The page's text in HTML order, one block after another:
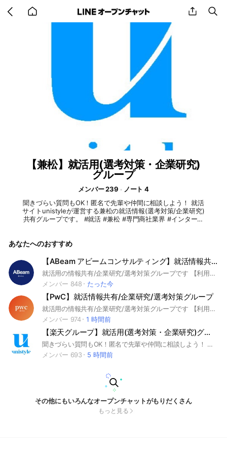
back share
【兼松】就活用(選考対策・企業研究)
グループ
メンバー 239
ノート 4
聞きづらい質問もOK！匿名で先輩や仲間に相談しよう！ 就活
サイトunistyleが運営する兼松の就活情報(選考対策/企業研究)
共有グループです。 #就活 #兼松 #専門商社業界 #インターン
PR #ガクチカ #学生時代頑張ったこと #志何望動機 #webテス
ス #OB訪問 #企業選び #就活対策 #就活準備 #大手企業 #日系
企業 ▼unistyleが運営する専門商社のオプチャグループ▼ メ
タルワン / 伊藤忠丸紅鉄鋼（MISI) / 阪和興業 / 日鉄物産 / 豊
島 / 岩谷産業 / JFE商事 / 長瀬産業 / 兼松 / 岡谷鋼機 / 三菱食
品 / 伊藤忠食品 / 山善 / 伊藤忠エネクス / 日本アクセス / PALT
AC（パルタック） / 三井食品 / ユアサ商事 / 加藤産業 / マク
ニカ / あらた / 全日空商事 / 帝人フロンティア / 住友商事グロ
ーバルメタルズ / 蝶理 / UACJ(旧 古河スカイ) / 豊通マテリア
ル ▼兼松の企業研究はこちらから▼ https://x.gd/zHCvW
あなたへのおすすめ
【ABeam アビームコンサルティング】就活情報共有/企業研究/選考対策グループ
就活用の情報共有/企業研究/選考対策グループです 【利用ルール】敬語で会話すること｜建設的な議論を行うこと｜就活から逸脱した会話は禁止｜意見を求める際には自分の考えも提示し丸投げしないこと｜前提条件、目的を揃え相手を尊重したうえで主張すること｜無許可の広告宣伝は禁止 ＜企業別グループ一覧＞ コンサル マッキンゼー/BCG/ベイン/ATカーニー/PwC/デロイト/KPMG/EY/アクセンチュア/NRI野村総合研究所/アビーム/ベイカレント 外資金融 ゴールドマン・サックス/モルガン・スタンレー/JPモルガン 外資IT Google/Amazon/マイクロソフト/アップル IT/通信 NTTデータ/NSSOL/電通総研/CTC/IBM/NTTドコモ/KDDI/ソフトバンク/楽天/リクルート/LINEヤフー/メルカリ/サイバーエージェント/富士通/DeNA/SCSK/TIS 商社 三菱商事/伊藤忠商事/三井物産/住友商事/丸紅 金融 三菱UFJ銀行/三井住友銀行/みずほ銀行/りそな銀行/日本銀行/DBJ/東京海上日動/三井住友海上/損保ジャパン/日本生命/第一生命/明治安田生命/JCB/三井住友カード/オリックス/農林中央金庫 証券 野村證券/大和証券/SMBC日興証券 広告/メディア 電通/博報堂/NHK/日本テレビ/TBS 不動産 三井不動産/三菱地所/住友不動産/森ビル/野村不動産/東急不動産 建設 大成建設/鹿島建設/清水建設 食品/日用品 サントリー/キリン/アサヒ/味の素/明治/日清食品/JT/資生堂/花王/P&G/ユニ・チャーム 小売/サービス イオン/セブン&アイ/ファーストリテイリング/良品計画 電機/機械/自動車 ソニー/トヨタ/ホンダ/日産/キーエンス/日立/パナソニック/三菱重工/三菱電機/東京エレクトロン/デンソー/村田製作所/ダイキン/NEC/キヤノン/コマツ/オムロン 素材/化学 旭化成/富士フイルム/AGC/信越化学/東レ 製薬 武田薬品/中外製薬/第一三共/アステラス製薬/エーザイ インフラ/運輸 JR東海/JR東日本/JR西日本/ANA/JAL/東京ガス/大阪ガス/東京電力/関西電力 その他 オリエンタルランド/任天堂/ニトリ/バンダイナムコ 27卒28卒29卒30卒 SPI/玉手箱/TGWEB/テストセンター/GAB/CAB
メンバー 848
たった今
【PwC】就活情報共有/企業研究/選考対策グループ
就活用の情報共有/企業研究/選考対策グループです 【利用ルール】敬語で会話すること｜建設的な議論を行うこと｜就活から逸脱した会話は禁止｜意見を求める際には自分の考えも提示し丸投げしないこと｜前提条件、目的を揃え相手を尊重したうえで主張すること｜無許可の広告宣伝は禁止 ＜企業別グループ一覧＞ コンサル マッキンゼー/BCG/ベイン/ATカーニー/PwC/デロイト/KPMG/EY/アクセンチュア/NRI野村総合研究所/アビーム/ベイカレント 外資金融 ゴールドマン・サックス/モルガン・スタンレー/JPモルガン 外資IT Google/Amazon/マイクロソフト/アップル IT/通信 NTTデータ/NSSOL/電通総研/CTC/IBM/NTTドコモ/KDDI/ソフトバンク/楽天/リクルート/LINEヤフー/メルカリ/サイバーエージェント/富士通/DeNA/SCSK/TIS 商社 三菱商事/伊藤忠商事/三井物産/住友商事/丸紅 金融 三菱UFJ銀行/三井住友銀行/みずほ銀行/りそな銀行/日本銀行/DBJ/東京海上日動/三井住友海上/損保ジャパン/日本生命/第一生命/明治安田生命/JCB/三井住友カード/オリックス/農林中央金庫 証券 野村證券/大和証券/SMBC日興証券 広告/メディア 電通/博報堂/NHK/日本テレビ/TBS 不動産 三井不動産/三菱地所/住友不動産/森ビル/野村不動産/東急不動産 建設 大成建設/鹿島建設/清水建設 食品/日用品 サントリー/キリン/アサヒ/味の素/明治/日清食品/JT/資生堂/花王/P&G/ユニ・チャーム 小売/サービス イオン/セブン&アイ/ファーストリテイリング/良品計画 電機/機械/自動車 ソニー/トヨタ/ホンダ/日産/キーエンス/日立/パナソニック/三菱重工/三菱電機/東京エレクトロン/デンソー/村田製作所/ダイキン/NEC/キヤノン/コマツ/オムロン 素材/化学 旭化成/富士フイルム/AGC/信越化学/東レ 製薬 武田薬品/中外製薬/第一三共/アステラス製薬/エーザイ インフラ/運輸 JR東海/JR東日本/JR西日本/ANA/JAL/東京ガス/大阪ガス/東京電力/関西電力 その他 オリエンタルランド/任天堂/ニトリ/バンダイナムコ 27卒28卒29卒30卒 SPI/玉手箱/TGWEB/テストセンター/GAB/CAB
メンバー 974
1 時間前
【楽天グループ】就活用(選考対策・企業研究)グループ
聞きづらい質問もOK！匿名で先輩や仲間に相談しよう！ 就活サイトunistyleが運営する楽天グループの就活情報(選考対策/企業研究)共有グループです。 #就活 #楽天グループ #IT業界 #インターンシップ #本選考 #unistyle #ユニスタイル #面接 #採用 #内定 #ES #エントリーシート #自己分析 #業界研究 #企業研究 #自己PR #ガクチカ #学生時代頑張ったこと #志何望動機 #webテスト #ウェブテスト #GD #グループディスカッション #グルディス #OB訪問 #企業選び #就活対策 #就活準備 #大手企業 #日系企業 ▼unistyleが運営するITのオプチャグループ▼ NTTデータ / NTTコミュニケーションズ / NTTコムウェア / LINE / 楽天グループ / LINEヤフー / IBM ▼楽天グループの企業研究はこちらから▼ https://x.gd/vHpU9
メンバー 693
5 時間前
その他にもいろんなオープンチャットがもりだくさん
もっと見る